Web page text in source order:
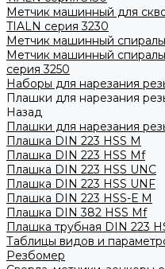
Метчик машинный для
TIALN серия 3230
Метчик машинный
Метчик машинный
серия 3250
Наборы для нарезания
Плашки для нарезания
Назад
Плашки для нарезания
Плашка DIN 223 HSS M
Плашка DIN 223 HSS Mf
Плашка DIN 223 HSS UNC
Плашка DIN 223 HSS UNF
Плашка DIN 223 HSS-Е M
Плашка DIN 382 HSS Mf
Плашка трубная DIN 223
Таблицы видов и
Резбомер